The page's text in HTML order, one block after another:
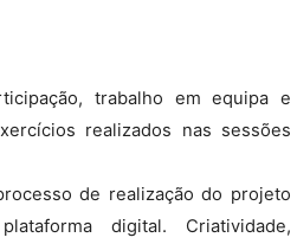
trabalho em equipa e
realizados nas sessões
de realização do projeto
digital. Criatividade,